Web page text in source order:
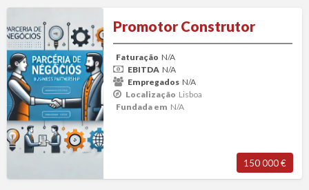
Construtor
Promotor Construtor
Faturação N/A
EBITDA N/A
Empregados N/A
Localização Lisboa
Fundada em N/A
150 000 €